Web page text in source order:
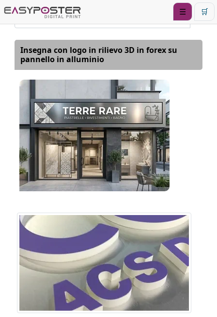
☰ 🛒
Insegna con logo in rilievo 3D in forex su
pannello in alluminio